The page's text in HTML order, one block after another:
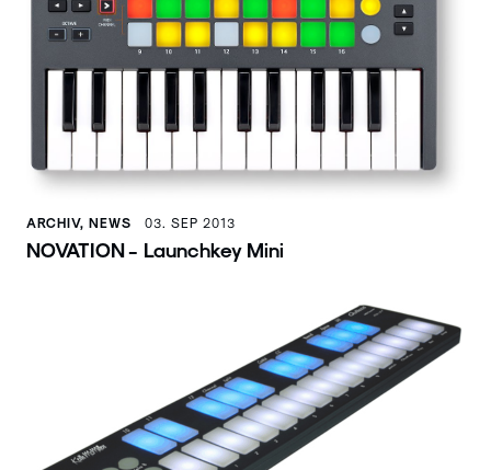
ARCHIV, NEWS 03. SEP 2013
NOVATION - Launchkey Mini